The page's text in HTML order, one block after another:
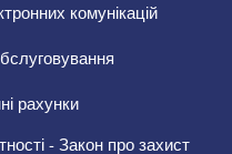
комунікацій
рахунки
- Закон про захист